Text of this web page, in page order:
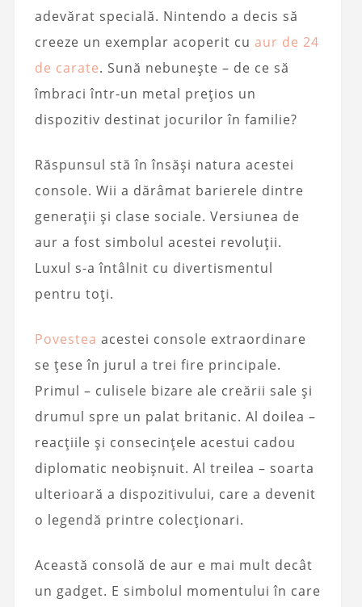
adevărat specială. Nintendo a decis să
creeze un exemplar acoperit cu aur de 24
de carate. Sună nebunește – de ce să
îmbraci într-un metal prețios un
dispozitiv destinat jocurilor în familie?
Răspunsul stă în însăși natura acestei
console. Wii a dărâmat barierele dintre
generații și clase sociale. Versiunea de
aur a fost simbolul acestei revoluții.
Luxul s-a întâlnit cu divertismentul
pentru toți.
Povestea acestei console extraordinare
se țese în jurul a trei fire principale.
Primul – culisele bizare ale creării sale și
drumul spre un palat britanic. Al doilea –
reacțiile și consecințele acestui cadou
diplomatic neobișnuit. Al treilea – soarta
ulterioară a dispozitivului, care a devenit
o legendă printre colecționari.
Această consolă de aur e mai mult decât
un gadget. E simbolul momentului în care